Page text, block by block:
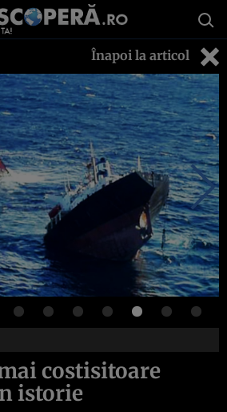
Înapoi la articol
costisitoare
istorie